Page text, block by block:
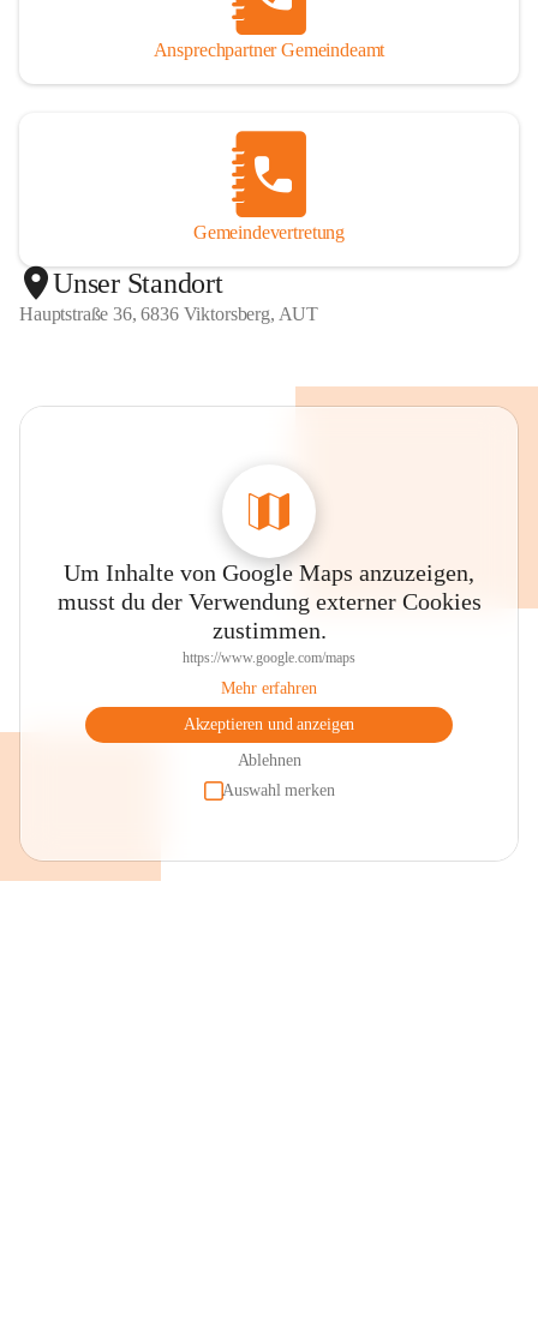
Ansprechpartner Gemeindeamt
Gemeindevertretung
Unser Standort
Hauptstraße 36, 6836 Viktorsberg, AUT
Um Inhalte von Google Maps anzuzeigen,
musst du der Verwendung externer Cookies
zustimmen.
https://www.google.com/maps
Mehr erfahren
Akzeptieren und anzeigen
Ablehnen
Auswahl merken